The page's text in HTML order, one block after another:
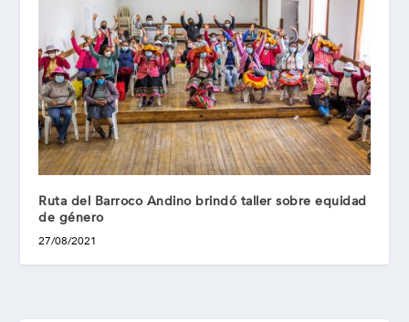
Ruta del Barroco Andino brindó taller sobre equidad
de género
27/08/2021